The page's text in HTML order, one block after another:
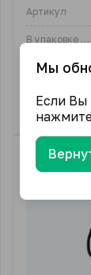
Артикул
В упаковке (шт)
от715.00₽
1 подвид
Мы
Если Вы